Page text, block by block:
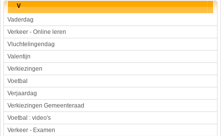
V
Vaderdag
Verkeer - Online leren
Vluchtelingendag
Valentijn
Verkiezingen
Voetbal
Verjaardag
Verkiezingen Gemeenteraad
Voetbal : video's
Verkeer - Examen